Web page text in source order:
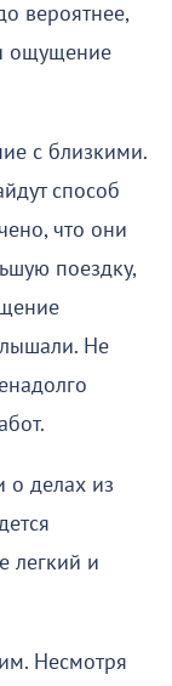
вероятнее,
ощущение
с близкими.
способ
что они
поездку,
Не
о делах из
легкий и
Несмотря